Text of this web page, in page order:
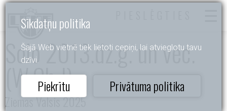
Sīkdatņu politika
Šajā Web vietnē tiek lietoti cepiņi, lai atvieglotu tavu
dzīvi.
Piekrītu Privātuma politika
Solo 2013.dz.g. un vec.
(W,Ch,J)
Ziemas Valsis 2025